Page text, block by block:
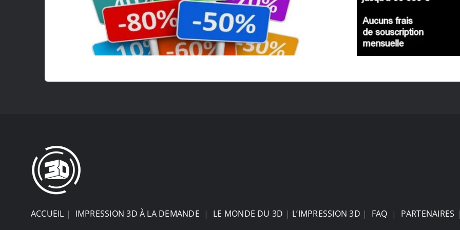
ACCUEIL | IMPRESSION 3D À LA DEMANDE | LE MONDE DU 3D | L’IMPRESSION 3D | FAQ | PARTENAIRES